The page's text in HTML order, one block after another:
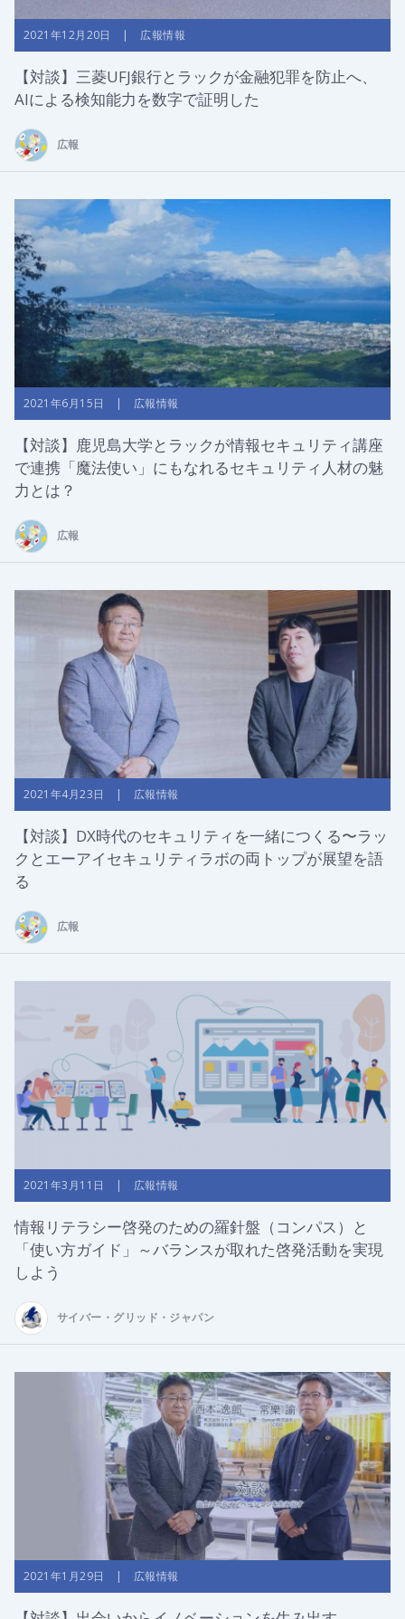
2021年12月20日 | 広報情報
【対談】三菱UFJ銀行とラックが金融犯罪を防止へ、
AIによる検知能力を数字で証明した
広報
2021年6月15日 | 広報情報
【対談】鹿児島大学とラックが情報セキュリティ講座
で連携「魔法使い」にもなれるセキュリティ人材の魅
力とは？
広報
2021年4月23日 | 広報情報
【対談】DX時代のセキュリティを一緒につくる〜ラッ
クとエーアイセキュリティラボの両トップが展望を語
る
広報
2021年3月11日 | 広報情報
情報リテラシー啓発のための羅針盤（コンパス）と
「使い方ガイド」～バランスが取れた啓発活動を実現
しよう
サイバー・グリッド・ジャパン
2021年1月29日 | 広報情報